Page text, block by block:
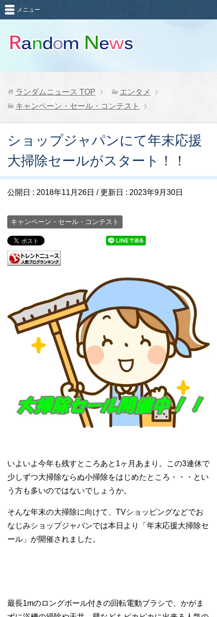
メニュー
ランダムニュース TOP
エンタメ
キャンペーン・セール・コンテスト
ショップジャパンにて年末応援
大掃除セールがスタート！！
公開日 : 2018年11月26日 / 更新日 : 2023年9月30日
キャンペーン・セール・コンテスト
いよいよ今年も残すところあと1ヶ月あまり。この3連休で
少しずつ大掃除ならぬ小掃除をはじめたところ・・・とい
う方も多いのではないでしょうか。
そんな年末の大掃除に向けて、TVショッピングなどでお
なじみショップジャパンでは本日より「年末応援大掃除セ
ール」が開催されました。
最長1mのロングボール付きの回転電動ブラシで、かがま